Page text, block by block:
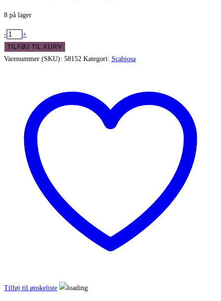
8 på lager
Flot
blå
Scabiosa
- +
TILFØJ TIL KURV
Varenummer (SKU): 58152 Kategori: Scabiosa
Tilføj til ønskeliste